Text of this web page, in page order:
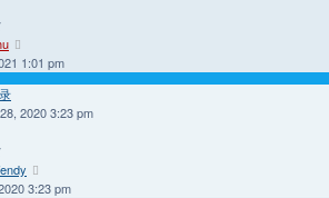
1:01 pm
2020 3:23 pm
3:23 pm